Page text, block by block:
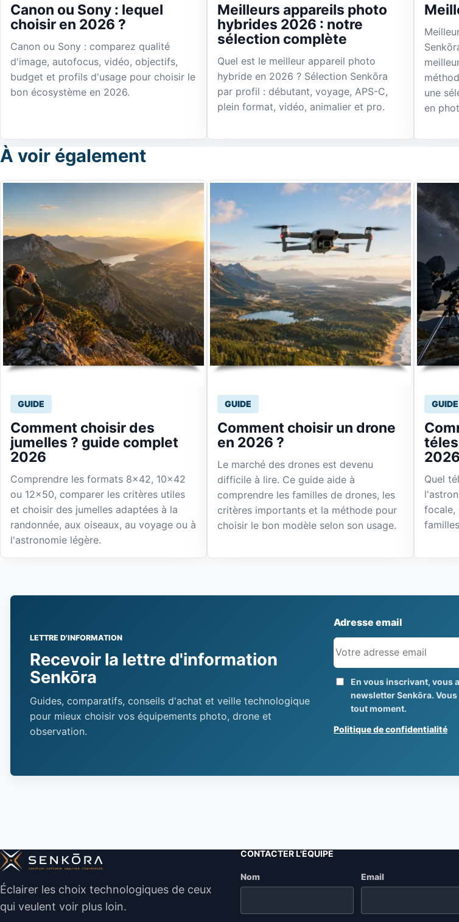
Canon ou Sony : lequel
choisir en 2026 ?
Canon ou Sony : comparez qualité
d'image, autofocus, vidéo, objectifs,
budget et profils d'usage pour choisir le
bon écosystème en 2026.
Meilleurs appareils photo
hybrides 2026 : notre
sélection complète
Quel est le meilleur appareil photo
hybride en 2026 ? Sélection Senkōra
par profil : débutant, voyage, APS-C,
plein format, vidéo, animalier et pro.
une
en
À voir également
GUIDE
Comment choisir des
jumelles ? guide complet
2026
Comprendre les formats 8x42, 10x42
ou 12x50, comparer les critères utiles
et choisir des jumelles adaptées à la
randonnée, aux oiseaux, au voyage ou à
l'astronomie légère.
GUIDE
Comment choisir un drone
en 2026 ?
Le marché des drones est devenu
difficile à lire. Ce guide aide à
comprendre les familles de drones, les
critères importants et la méthode pour
choisir le bon modèle selon son usage.
GUIDE
2026
Quel
focale,
LETTRE D'INFORMATION
Recevoir la lettre d'information
Senkōra
Guides, comparatifs, conseils d'achat et veille technologique
pour mieux choisir vos équipements photo, drone et
observation.
Adresse email
En vous inscrivant, vous
newsletter Senkōra.
tout moment.
Site web
Politique de confidentialité
Éclairer les choix technologiques de ceux
qui veulent voir plus loin.
CONTACTER L'ÉQUIPE
Nom Email
Site web